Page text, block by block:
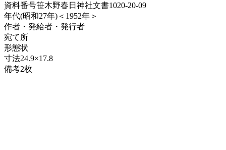
資料番号笹木野春日神社文書1020-20-09
年代(昭和27年)＜1952年＞
作者・発給者・発行者
宛て所
形態状
寸法24.9×17.8
備考2枚